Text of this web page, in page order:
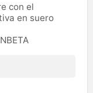
con el
en suero